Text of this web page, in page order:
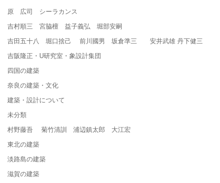
原 広司 シーラカンス
吉村順三 宮脇檀 益子義弘 堀部安嗣
吉田五十八 堀口捨己 前川國男 坂倉準三 安井武雄 丹下健三
吉阪隆正・U研究室・象設計集団
四国の建築
奈良の建築・文化
建築・設計について
未分類
村野藤吾 菊竹清訓 浦辺鎮太郎 大江宏
東北の建築
淡路島の建築
滋賀の建築